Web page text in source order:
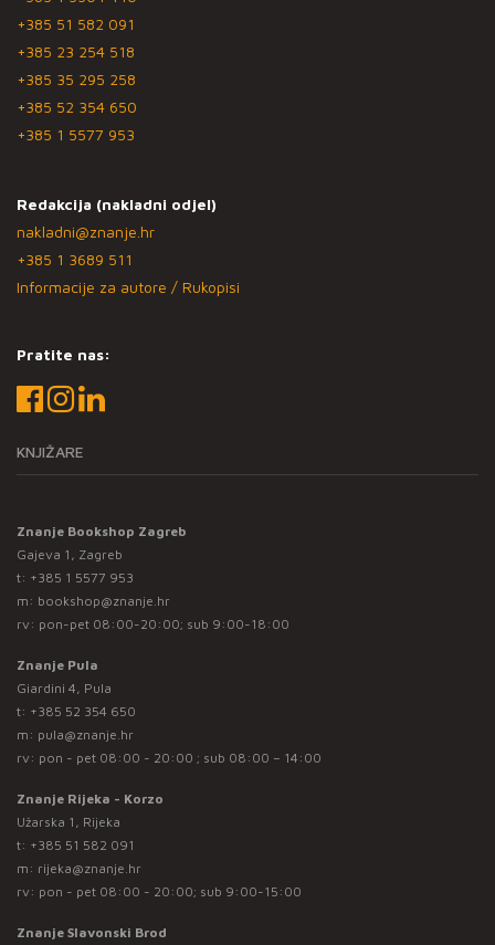
+385 51 582 091
+385 23 254 518
+385 35 295 258
+385 52 354 650
+385 1 5577 953
Redakcija (nakladni odjel)
nakladni@znanje.hr
+385 1 3689 511
Informacije za autore / Rukopisi
Pratite nas:
KNJIŽARE
Znanje Bookshop Zagreb
Gajeva 1, Zagreb
t: +385 1 5577 953
m: bookshop@znanje.hr
rv: pon-pet 08:00-20:00; sub 9:00-18:00
Znanje Pula
Giardini 4, Pula
t: +385 52 354 650
m: pula@znanje.hr
rv: pon - pet 08:00 - 20:00 ; sub 08:00 – 14:00
Znanje Rijeka - Korzo
Užarska 1, Rijeka
t: +385 51 582 091
m: rijeka@znanje.hr
rv: pon - pet 08:00 - 20:00; sub 9:00-15:00
Znanje Slavonski Brod